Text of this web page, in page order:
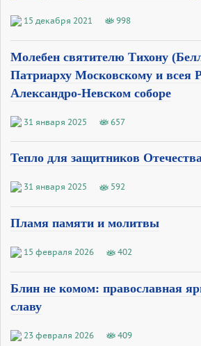
15 декабря 2021 998
Молебен святителю Тихону
Патриарху Московскому и всея
Александро-Невском соборе
31 января 2025 657
Тепло для защитников
31 января 2025 592
Пламя памяти и молитвы
15 февраля 2026 402
Блин не комом: православная
славу
23 февраля 2026 409